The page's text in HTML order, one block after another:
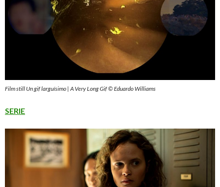
Film still Un gif larguísimo | A Very Long Gif © Eduardo Williams
SERIE